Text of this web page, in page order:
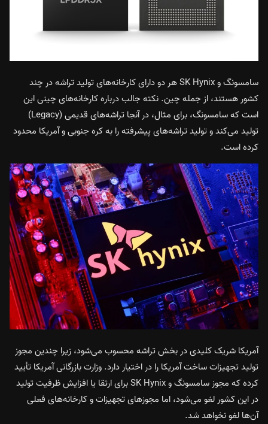
سامسونگ و SK Hynix هر دو دارای کارخانه‌های تولید تراشه در چند
کشور هستند، از جمله چین. نکته جالب درباره کارخانه‌های چینی این
است که سامسونگ، برای مثال، در آنجا تراشه‌های قدیمی (Legacy)
تولید می‌کند و تولید تراشه‌های پیشرفته را به کره جنوبی و آمریکا محدود
کرده است.
آمریکا شریک کلیدی در بخش تراشه محسوب می‌شود، زیرا چندین مجوز
تولید تجهیزات ساخت آمریکا را در اختیار دارد. وزارت بازرگانی آمریکا تأیید
کرده که مجوز سامسونگ و SK Hynix برای ارتقا یا افزایش ظرفیت تولید
در این کشور لغو می‌شود، اما مجوزهای تجهیزات و کارخانه‌های فعلی
آن‌ها لغو نخواهد شد.